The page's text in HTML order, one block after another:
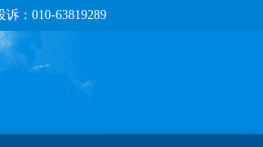
：010-63819289